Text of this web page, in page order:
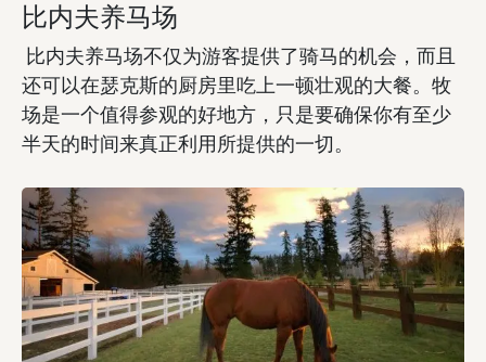
比内夫养马场
比内夫养马场不仅为游客提供了骑马的机会，而且
还可以在瑟克斯的厨房里吃上一顿壮观的大餐。牧
场是一个值得参观的好地方，只是要确保你有至少
半天的时间来真正利用所提供的一切。